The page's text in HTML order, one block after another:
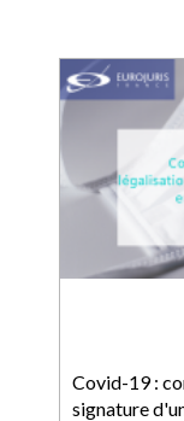
Covid-19 :
signature